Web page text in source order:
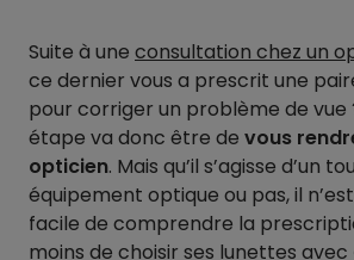
Suite à une consultation chez un
ce dernier vous a prescrit une
pour corriger un problème de vue
étape va donc être de vous
opticien. Mais qu’il s’agisse d’un
équipement optique ou pas, il
facile de comprendre la
moins de choisir ses lunettes avec